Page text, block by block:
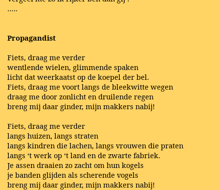
…..
Propagandist
Fiets, draag me verder
wentlende wielen, glimmende spaken
licht dat weerkaatst op de koepel der bel.
Fiets, draag me voort langs de bleekwitte wegen
draag me door zonlicht en druilende regen
breng mij daar ginder, mijn makkers nabij!
Fiets, draag me verder
langs huizen, langs straten
langs kindren die lachen, langs vrouwen die praten
langs ‘t werk op ‘t land en de zwarte fabriek.
Je assen draaien zo zacht om hun kogels
je banden glijden als scherende vogels
breng mij daar ginder, mijn makkers nabij!